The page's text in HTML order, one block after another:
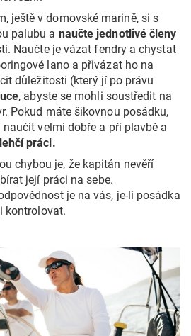
ještě v domovské marině, si s
palubu a naučte jednotlivé členy
Naučte je vázat fendry a chystat
lano a přivázat ho na
důležitosti (který jí po právu
, abyste se mohli soustředit na
Pokud máte šikovnou posádku,
velmi dobře a při plavbě a
práci.
chybou je, že kapitán nevěří
její práci na sebe.
je na vás, je-li posádka
kontrolovat.